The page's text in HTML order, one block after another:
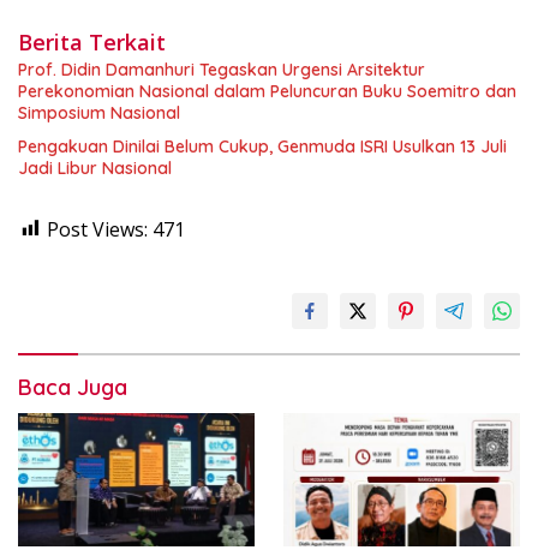
Berita Terkait
Prof. Didin Damanhuri Tegaskan Urgensi Arsitektur
Perekonomian Nasional dalam Peluncuran Buku Soemitro dan
Simposium Nasional
Pengakuan Dinilai Belum Cukup, Genmuda ISRI Usulkan 13 Juli
Jadi Libur Nasional
Post Views: 471
Baca Juga